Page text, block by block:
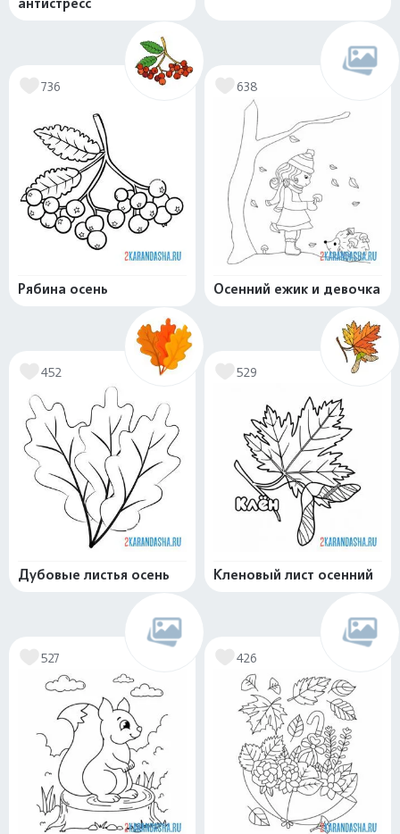
антистресс
736
Рябина осень
638
Осенний ежик и девочка
452
Дубовые листья осень
529
Кленовый лист осенний
527 426